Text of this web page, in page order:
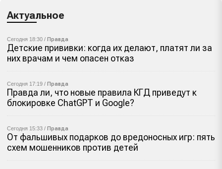
Актуальное
Сегодня 18:30 / Правда
Детские прививки: когда их делают, платят ли за
них врачам и чем опасен отказ
Сегодня 17:19 / Правда
Правда ли, что новые правила КГД приведут к
блокировке ChatGPT и Google?
Сегодня 15:33 / Правда
От фальшивых подарков до вредоносных игр: пять
схем мошенников против детей